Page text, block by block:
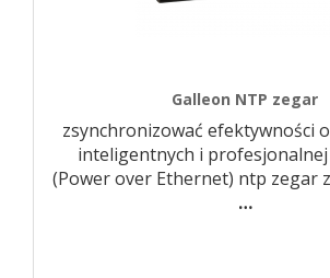
Galleon NTP zegar
zsynchronizować efektywności
inteligentnych i profesjonalnej
(Power over Ethernet) ntp zegar
…